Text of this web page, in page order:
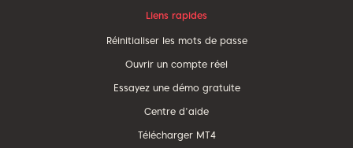
Liens rapides
Réinitialiser les mots de passe
Ouvrir un compte réel
Essayez une démo gratuite
Centre d'aide
Télécharger MT4